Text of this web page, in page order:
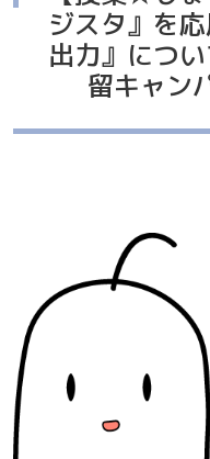
ジスタ』を
出力』につ
留キャン